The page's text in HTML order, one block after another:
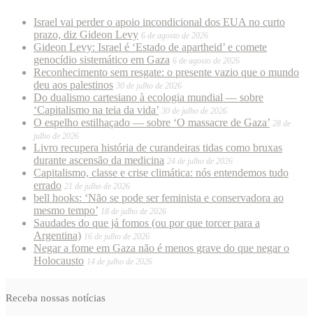
Israel vai perder o apoio incondicional dos EUA no curto
prazo, diz Gideon Levy 6 de agosto de 2026
Gideon Levy: Israel é ‘Estado de apartheid’ e comete
genocídio sistemático em Gaza 6 de agosto de 2026
Reconhecimento sem resgate: o presente vazio que o mundo
deu aos palestinos 30 de julho de 2026
Do dualismo cartesiano à ecologia mundial — sobre
‘Capitalismo na teia da vida’ 30 de julho de 2026
O espelho estilhaçado — sobre ‘O massacre de Gaza’ 28 de
julho de 2026
Livro recupera história de curandeiras tidas como bruxas
durante ascensão da medicina 24 de julho de 2026
Capitalismo, classe e crise climática: nós entendemos tudo
errado 21 de julho de 2026
bell hooks: ‘Não se pode ser feminista e conservadora ao
mesmo tempo’ 18 de julho de 2026
Saudades do que já fomos (ou por que torcer para a
Argentina) 16 de julho de 2026
Negar a fome em Gaza não é menos grave do que negar o
Holocausto 14 de julho de 2026
Receba nossas notícias